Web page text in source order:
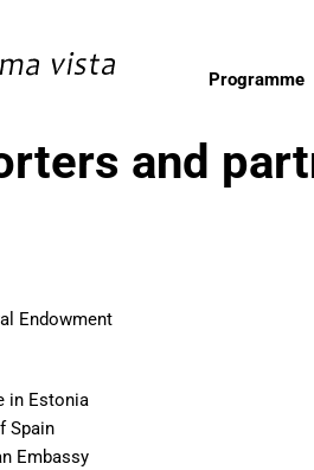
Programme
and
Endowment
in Estonia
Spain
Embassy